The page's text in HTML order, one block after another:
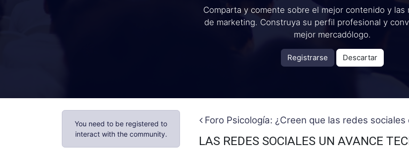
Comparta y comente sobre el mejor contenido y las
de marketing. Construya su perfil profesional y
mejor mercadólogo.
Registrarse Descartar
You need to be registered to
interact with the community.
Foro Psicología: ¿Creen que las redes
LAS REDES SOCIALES UN AVANCE